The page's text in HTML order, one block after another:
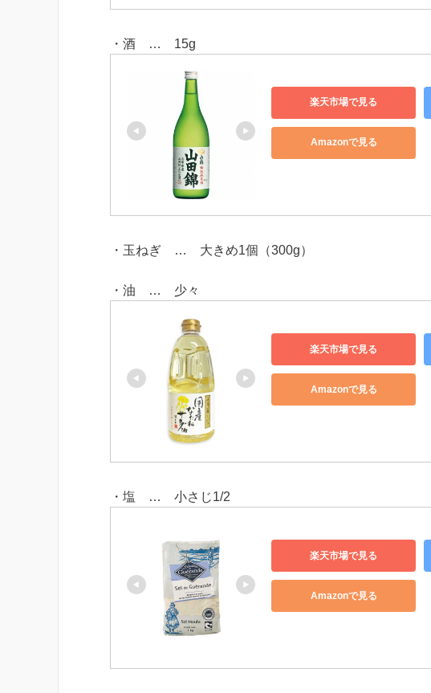
・酒 … 15g
楽天市場で見る
Amazonで見る
・玉ねぎ … 大きめ1個（300g）
・油 … 少々
楽天市場で見る
Amazonで見る
・塩 … 小さじ1/2
楽天市場で見る
Amazonで見る